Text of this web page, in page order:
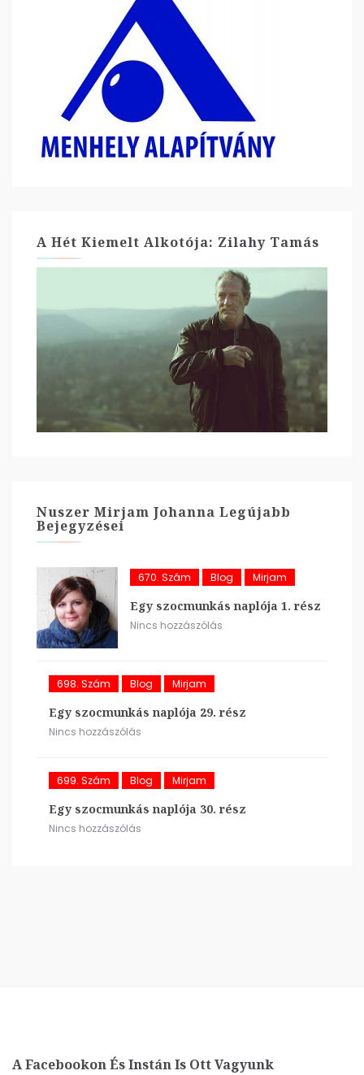
A Hét Kiemelt Alkotója: Zilahy Tamás
Nuszer Mirjam Johanna Legújabb
Bejegyzései
670. Szám Blog Mirjam
Egy szocmunkás naplója 1. rész
Nincs hozzászólás
698. Szám Blog Mirjam
Egy szocmunkás naplója 29. rész
Nincs hozzászólás
699. Szám Blog Mirjam
Egy szocmunkás naplója 30. rész
Nincs hozzászólás
A Facebookon És Instán Is Ott Vagyunk